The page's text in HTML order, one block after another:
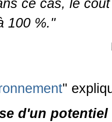
ce cas, le
100 %."
"
d'un